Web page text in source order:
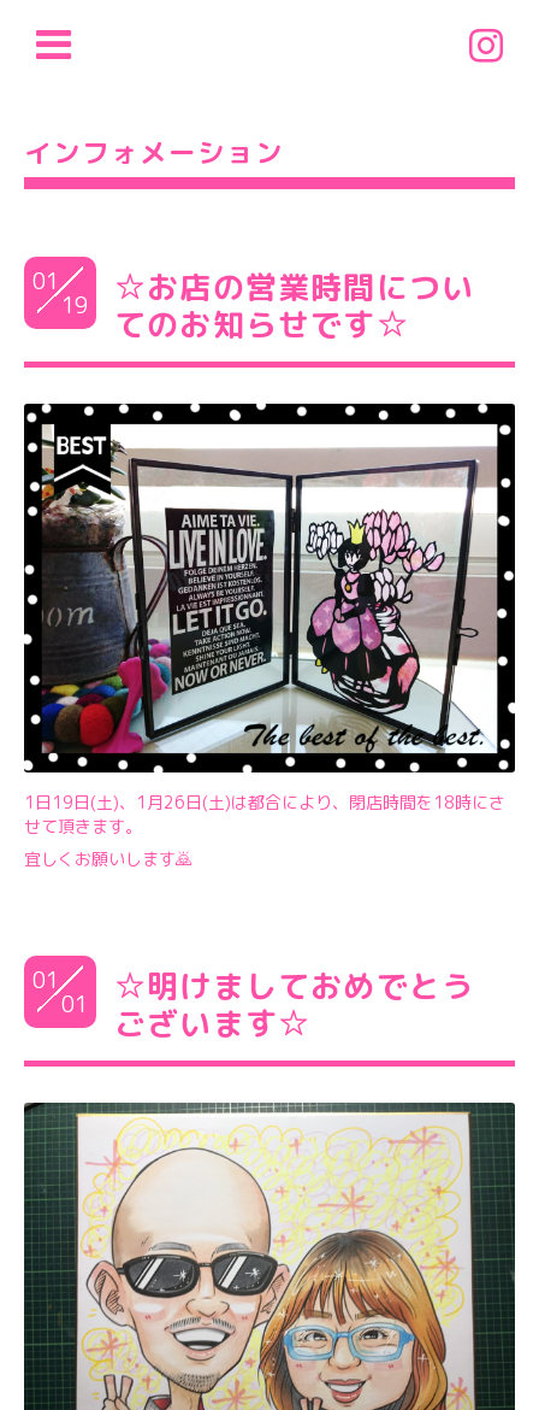
インフォメーション
01
19
☆お店の営業時間につい
てのお知らせです☆
1日19日(土)、1月26日(土)は都合により、閉店時間を18時にさ
せて頂きます。
宜しくお願いします🙇
01
01
☆明けましておめでとう
ございます☆